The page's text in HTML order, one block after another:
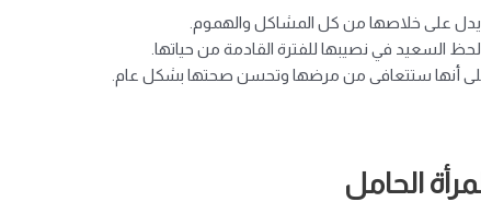
يدل على خلاصها من كل المشاكل والهموم.
السعيد في نصيبها للفترة القادمة من حياتها.
أنها ستتعافى من مرضها وتحسن صحتها بشكل عام.
الحامل